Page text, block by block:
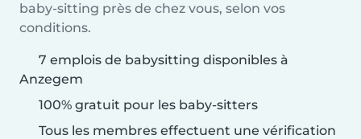
baby-sitting près de chez vous, selon vos
conditions.
7 emplois de babysitting disponibles à
Anzegem
100% gratuit pour les baby-sitters
Tous les membres effectuent une vérification